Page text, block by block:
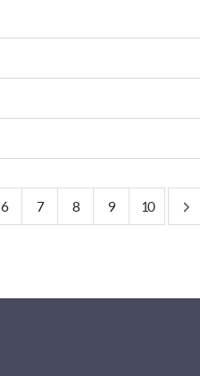
6 7 8 9 10